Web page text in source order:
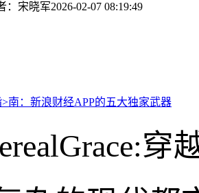
：宋晓军2026-02-07 08:19:49
穿